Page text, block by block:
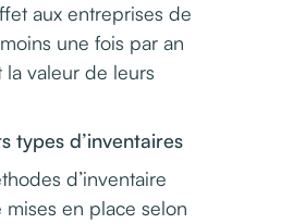
aux entreprises de
une fois par an
la valeur de leurs
types d’inventaires
d’inventaire
en place selon